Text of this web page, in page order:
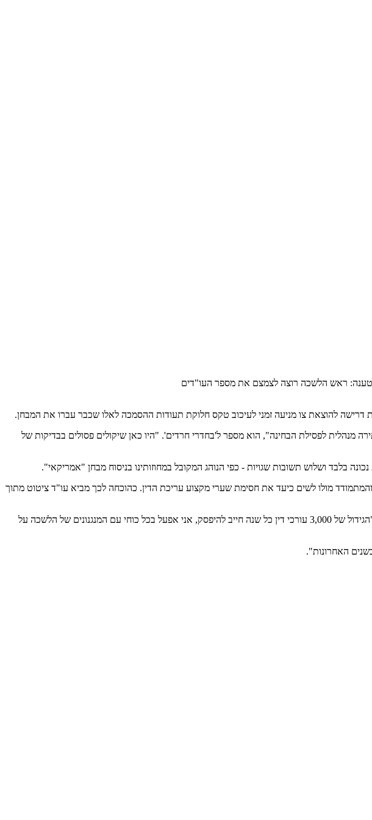
הטענה: ראש הלשכה רוצה לצמצם את מספר העו"דים
להוצאת צו מניעה זמני לעיכוב טקס חלוקת תעודות ההסמכה לאלו שכבר עברו את המבחן.
מנהלית לפסילת הבחינה", הוא מספר ל'בחדרי חרדים'. "היו כאן שיקולים פסולים בבדיקות של
ושלוש תשובות שגויות - כפי הנוהג המקובל במחוזותינו בניסוח מבחן "אמריקאי".
מולו לשים כיעד את חסימת שערי מקצוע עריכת הדין. כהוכחה לכך מביא עו"ד ציטוט מתוך
תחת הכותרת: "ערב הבחירות המתמודדים ליו"ר לשכת עורכי-הדין מחליפים מלהומות", נכתב בדבריו של הראש המכהן כי "הגידול של 3,000 עורכי דין כל שנה חייב להיפסק, אני אפעל בכל כוחי עם המנגנונים של הלשכה על